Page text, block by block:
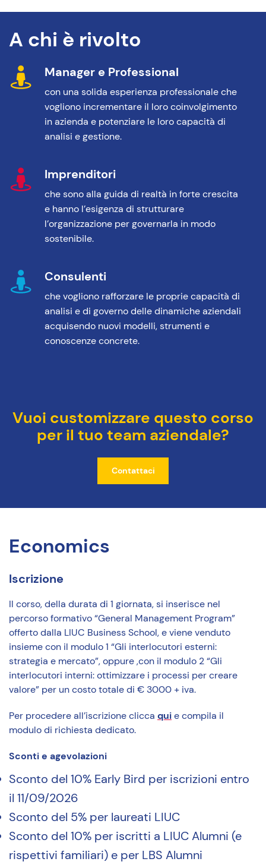
A chi è rivolto
Manager e Professional
con una solida esperienza professionale che
vogliono incrementare il loro coinvolgimento
in azienda e potenziare le loro capacità di
analisi e gestione.
Imprenditori
che sono alla guida di realtà in forte crescita
e hanno l’esigenza di strutturare
l’organizzazione per governarla in modo
sostenibile.
Consulenti
che vogliono rafforzare le proprie capacità di
analisi e di governo delle dinamiche aziendali
acquisendo nuovi modelli, strumenti e
conoscenze concrete.
Vuoi customizzare questo corso
per il tuo team aziendale?
Contattaci
Economics
Iscrizione
Il corso, della durata di 1 giornata, si inserisce nel
percorso formativo “General Management Program”
offerto dalla LIUC Business School, e viene venduto
insieme con il modulo 1 “Gli interlocutori esterni:
strategia e mercato”, oppure ,con il modulo 2 “Gli
interlocutori interni: ottimizzare i processi per creare
valore” per un costo totale di € 3000 + iva.
Per procedere all’iscrizione clicca quie compila il
modulo di richiesta dedicato.
Sconti e agevolazioni
Sconto del 10% Early Bird per iscrizioni entro
il 11/09/2026
Sconto del 5% per laureati LIUC
Sconto del 10% per iscritti a LIUC Alumni (e
rispettivi familiari) e per LBS Alumni